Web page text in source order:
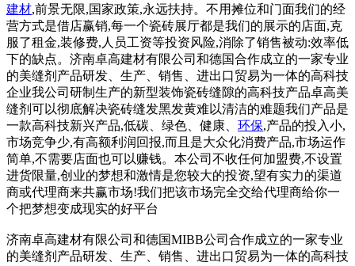
建材,前景无限,国家政策,永远扶持。不用摊位和门面我们的经
营方式是借店赢销,每一个瓷砖展厅都是我们的展示的店面,克
服了租金,装修费,人员工资等投资风险,消除了销售被动:效率低
下的缺点。济南卓高建材有限公司和德国合作成立的一家专业
的美缝剂产品研发、生产、销售、进出口贸易为一体的高科技
企业我公司研制生产的新型装饰瓷砖缝隙的高科技产品卓高美
缝剂可以彻底解决瓷砖缝发黑发黄难以清洁的难题我们产品是
一款高科技新兴产品,低碳、绿色、健康、 环保,产品的投入小,
市场竞争少,有高额利润回报,而且是大众化消费产品,市场运作
简单,不需要店面也可以赚钱。本公司不收任何加盟费,不设置
进货限量,创业的梦想和激情是您较大的投资,望有实力的渠道
商或代理商来共赢市场!我们把该市场完全交给代理商给你一
个把梦想变成现实的好平台
济南卓高建材有限公司和德国MIBB公司合作成立的一家专业
的美缝剂产品研发、生产、销售、进出口贸易为一体的高科技